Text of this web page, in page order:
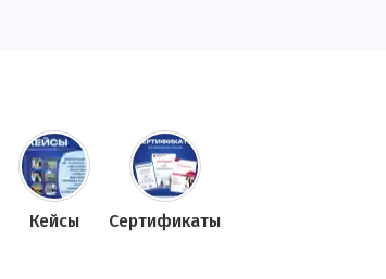
Кейсы Сертификаты